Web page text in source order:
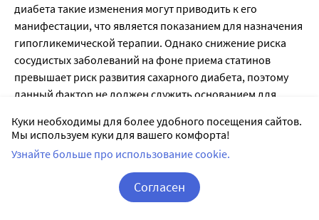
диабета такие изменения могут приводить к его
манифестации, что является показанием для назначения
гипогликемической терапии. Однако снижение риска
сосудистых заболеваний на фоне приема статинов
превышает риск развития сахарного диабета, поэтому
данный фактор не должен служить основанием для
(концентрация глюкозы в крови натощак 5,6-6,9 ммоль/
л, индекс массы тела (ИМТ) > 30 кг/м2,
гипертриглицеридемия, артериальная гипертензия в
анамнезе) следует установить врачебное наблюдение и
регулярно проводить контроль биохимических
Куки необходимы для более удобного посещения сайтов.
Мы используем куки для вашего комфорта!
Узнайте больше про использование cookie.
Согласен